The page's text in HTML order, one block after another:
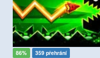
86% 359 přehrání